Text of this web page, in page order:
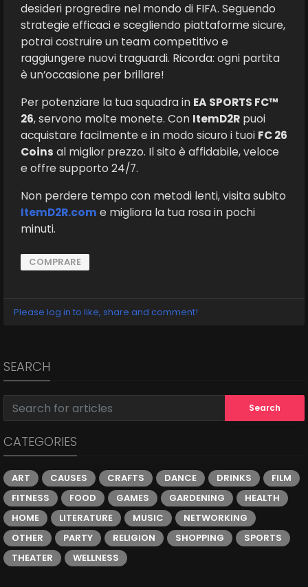
desideri progredire nel mondo di FIFA. Seguendo
strategie efficaci e scegliendo piattaforme sicure,
potrai costruire un team competitivo e
raggiungere nuovi traguardi. Ricorda: ogni partita
è un’occasione per brillare!
Per potenziare la tua squadra in EA SPORTS FC™
26, servono molte monete. Con ItemD2R puoi
acquistare facilmente e in modo sicuro i tuoi FC 26
Coins al miglior prezzo. Il sito è affidabile, veloce
e offre supporto 24/7.
Non perdere tempo con metodi lenti, visita subito
ItemD2R.com e migliora la tua rosa in pochi
minuti.
COMPRARE
Please log in to like, share and comment!
SEARCH
Search
CATEGORIES
ART CAUSES CRAFTS DANCE DRINKS
FILM
FITNESS
FOOD GAMES GARDENING
HEALTH
HOME
LITERATURE MUSIC
NETWORKING
OTHER
PARTY RELIGION SHOPPING
SPORTS
THEATER
WELLNESS